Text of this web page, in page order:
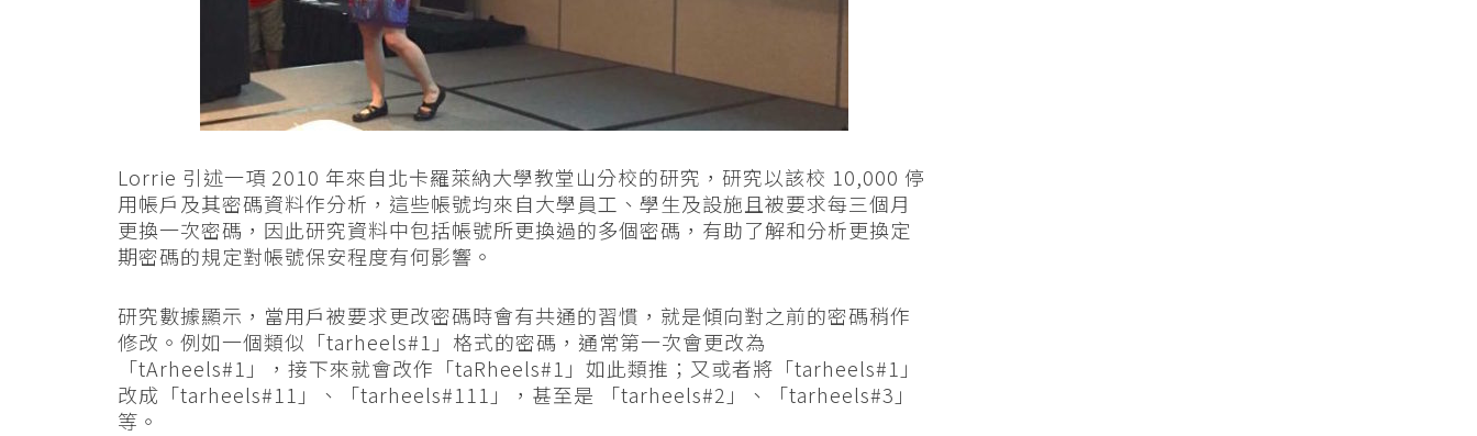
Lorrie 引述一項 2010 年來自北卡羅萊納大學教堂山分校的研究，研究以該校 10,000 停
用帳戶及其密碼資料作分析，這些帳號均來自大學員工、學生及設施且被要求每三個月
更換一次密碼，因此研究資料中包括帳號所更換過的多個密碼，有助了解和分析更換定
期密碼的規定對帳號保安程度有何影響。
研究數據顯示，當用戶被要求更改密碼時會有共通的習慣，就是傾向對之前的密碼稍作
修改。例如一個類似「tarheels#1」格式的密碼，通常第一次會更改為
「tArheels#1」，接下來就會改作「taRheels#1」如此類推；又或者將「tarheels#1」
改成「tarheels#11」、「tarheels#111」，甚至是 「tarheels#2」、「tarheels#3」
等。